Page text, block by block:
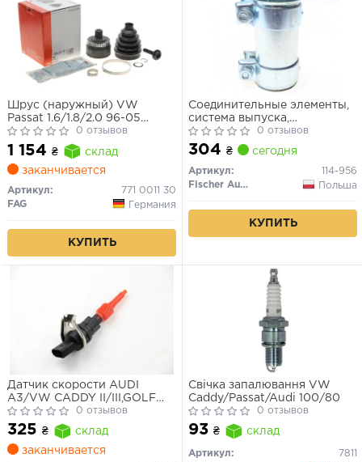
Шрус (наружный) VW
Passat 1.6/1.8/2.0 96-05
(33/30/53mm) (+ABS 45)
0 отзывов
1 154 ₴
склад
заканчивается
Артикул:
771 0011 30
FAG
Германия
КУПИТЬ
Соединительные элементы,
система выпуска,
Соединительные элементы,
система выпуска
0 отзывов
304 ₴ сегодня
Артикул:
114-956
Fischer Automotive One (FA1)
Польша
КУПИТЬ
Датчик скорости AUDI
A3/VW CADDY II/III,GOLF
II/III/IV/V,PASSAT 1.4-3.2 84-
0 отзывов
325 ₴
склад
заканчивается
Свічка запалювання VW
Caddy/Passat/Audi 100/80
0 отзывов
93 ₴ склад
Артикул:
7811